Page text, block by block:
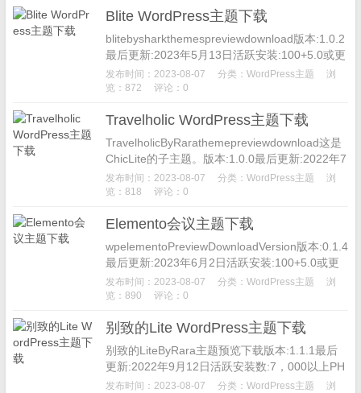
Blite WordPress主题下载
blitebysharkthemespreviewdownload版本:1.0.2
最后更新:2023年5月13日活跃安装:100+5.0或更
高版本PHP版...
发布时间：2023-08-07 分类： WordPress主题
浏
览：872
评论：0
Travelholic WordPress主题下载
TravelholicByRarathemepreviewdownload这是
ChicLite的子主题。版本:1.0.0最后更新:2022年7
月24...
发布时间：2023-08-07 分类： WordPress主题
浏
览：818
评论：0
Elemento会议主题下载
wpelementoPreviewDownloadVersion版本:0.1.4
最后更新:2023年6月2日活跃安装:100+5.0或更
高版本PHP版本:7....
发布时间：2023-08-07 分类： WordPress主题
浏
览：890
评论：0
别致的Lite WordPress主题下载
别致的LiteByRara主题预览下载版本:1.1.1最后
更新:2022年9月12日活跃安装数:7，000以上PH
P版本:5.6或更高主题主页ChicLi...
发布时间：2023-08-07 分类： WordPress主题
浏